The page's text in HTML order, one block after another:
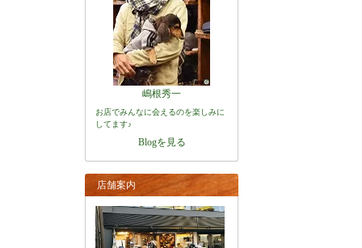
嶋根秀一
お店でみんなに会えるのを楽しみに
してます♪
Blogを見る
店舗案内